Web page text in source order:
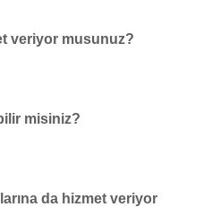
veriyor musunuz?
misiniz?
da hizmet veriyor